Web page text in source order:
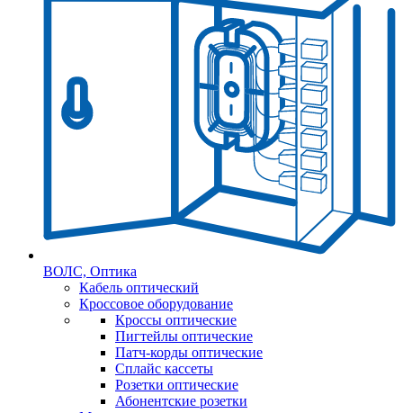
ВОЛС, Оптика
Кабель оптический
Кроссовое оборудование
Кроссы оптические
Пигтейлы оптические
Патч-корды оптические
Сплайс кассеты
Розетки оптические
Абонентские розетки